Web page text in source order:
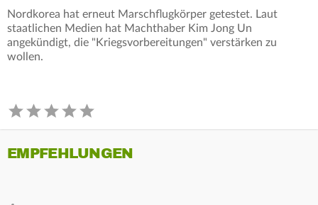
Nordkorea hat erneut Marschflugkörper getestet. Laut
staatlichen Medien hat Machthaber Kim Jong Un
angekündigt, die "Kriegsvorbereitungen" verstärken zu
wollen.
EMPFEHLUNGEN